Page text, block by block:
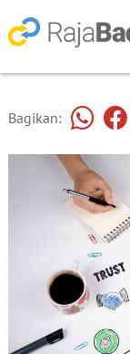
Bagikan: